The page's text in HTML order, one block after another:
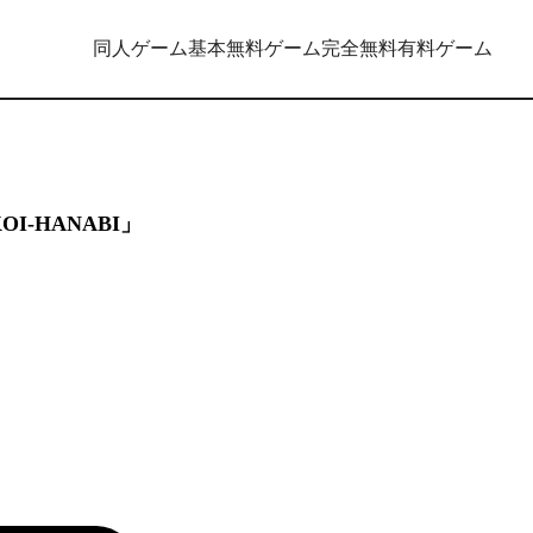
同人ゲーム基本無料ゲーム完全無料有料ゲーム
HANABI」